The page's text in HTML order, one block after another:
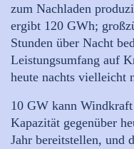
zum Nachladen
ergibt 120 GWh;
Stunden über Nacht
Leistungsumfang auf
heute nachts vielleicht
10 GW kann
Kapazität gegenüber
Jahr bereitstellen, und